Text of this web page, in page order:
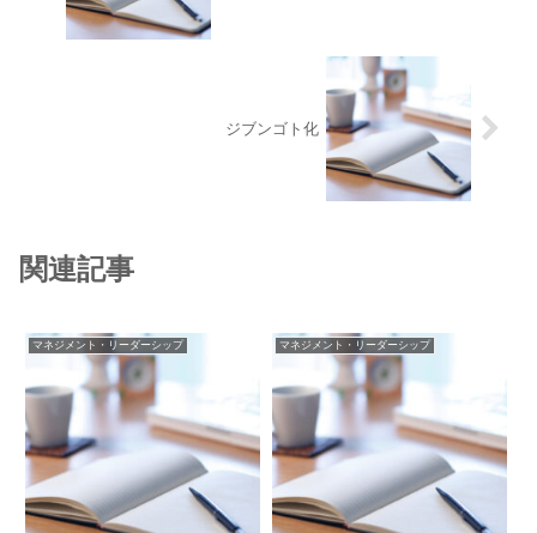
ジブンゴト化
関連記事
マネジメント・リーダーシップ マネジメント・リーダーシップ